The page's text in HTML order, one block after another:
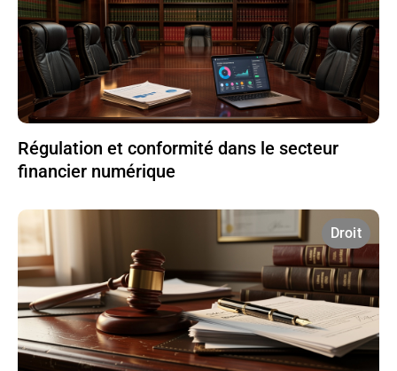
Régulation et conformité dans le secteur
financier numérique
Droit